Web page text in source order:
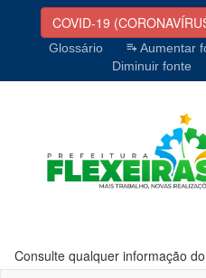
COVID-19
Glossário
Aumentar
Diminuir fonte
Consulte qualquer informação